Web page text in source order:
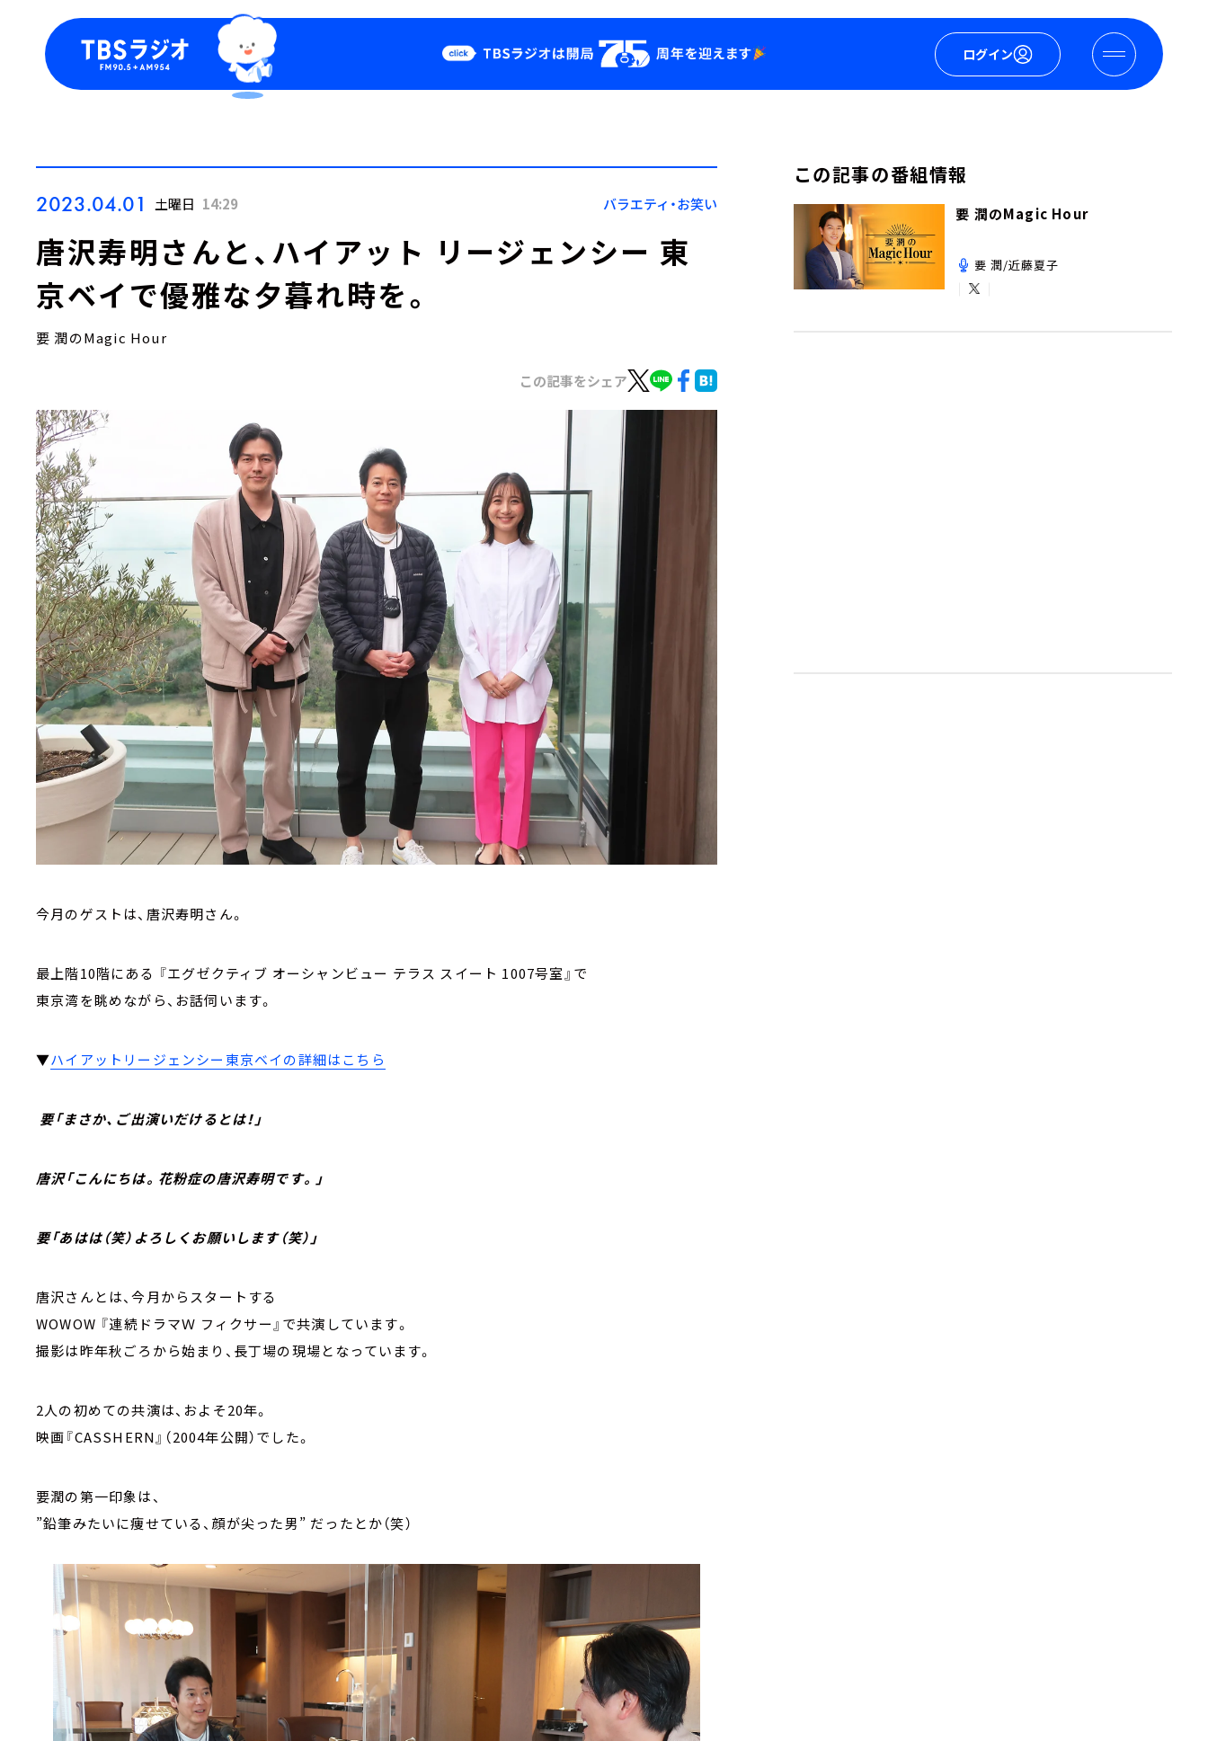
ログイン
Podcast
YouTube
会社情報
2023.04.01 土曜日 14:29 バラエティ・お笑い
唐沢寿明さんと、ハイアット リージェンシー 東
京ベイで優雅な夕暮れ時を。
要 潤のMagic Hour
この記事をシェア
今月のゲストは、唐沢寿明さん。
最上階10階にある 『エグゼクティブ オーシャンビュー テラス スイート 1007号室』で
東京湾を眺めながら、お話伺います。
▼ハイアットリージェンシー東京ベイの詳細はこちら
要「まさか、ご出演いだけるとは！」
唐沢「こんにちは。花粉症の唐沢寿明です。」
要「あはは（笑）よろしくお願いします（笑）」
唐沢さんとは、今月からスタートする
WOWOW 『連続ドラマＷ フィクサー』で共演しています。
撮影は昨年秋ごろから始まり、長丁場の現場となっています。
2人の初めての共演は、およそ20年。
映画『CASSHERN』（2004年公開）でした。
要潤の第一印象は、
”鉛筆みたいに痩せている、顔が尖った男” だったとか（笑）
この記事の番組情報
要 潤のMagic Hour
要 潤/近藤夏子